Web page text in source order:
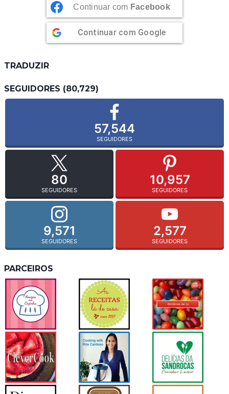
Continuar com Facebook
Continuar com Google
TRADUZIR
SEGUIDORES (80,729)
57,544
SEGUIDORES
80
SEGUIDORES
10,957
SEGUIDORES
9,571
SEGUIDORES
2,577
SEGUIDORES
PARCEIROS